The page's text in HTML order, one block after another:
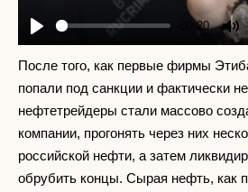
Play
-00:20
После того, как первые фирмы
попали под санкции и фактически
нефтетрейдеры стали массово
компании, прогонять через них
российской нефти, а затем
обрубить концы. Сырая нефть, как